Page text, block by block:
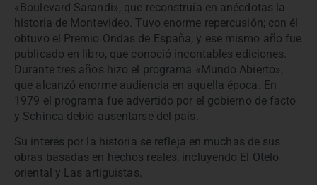
«Boulevard Sarandi», que reconstruía en anécdotas la
historia de Montevideo. Tuvo enorme repercusión; con él
obtuvo el Premio Ondas de España, y ese mismo año fue
publicado en libro, que conoció incontables ediciones.
Durante tres años hizo el programa «Mundo Abierto»,
que alcanzó enorme audiencia en aquella época. En
1979 el programa fue advertido por el gobierno de facto
y Schinca debió ausentarse del país.
Su interés por la historia se refleja en muchas de sus
obras basadas en hechos reales, incluyendo El Otelo
oriental y Las artiguistas.